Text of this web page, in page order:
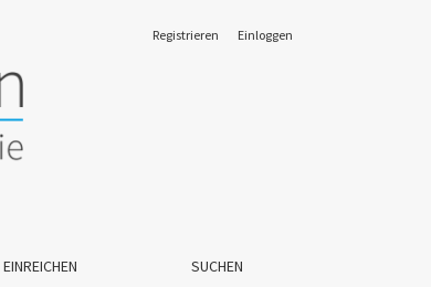
Herausforderungen
EINREICHEN SUCHEN
Registrieren Einloggen